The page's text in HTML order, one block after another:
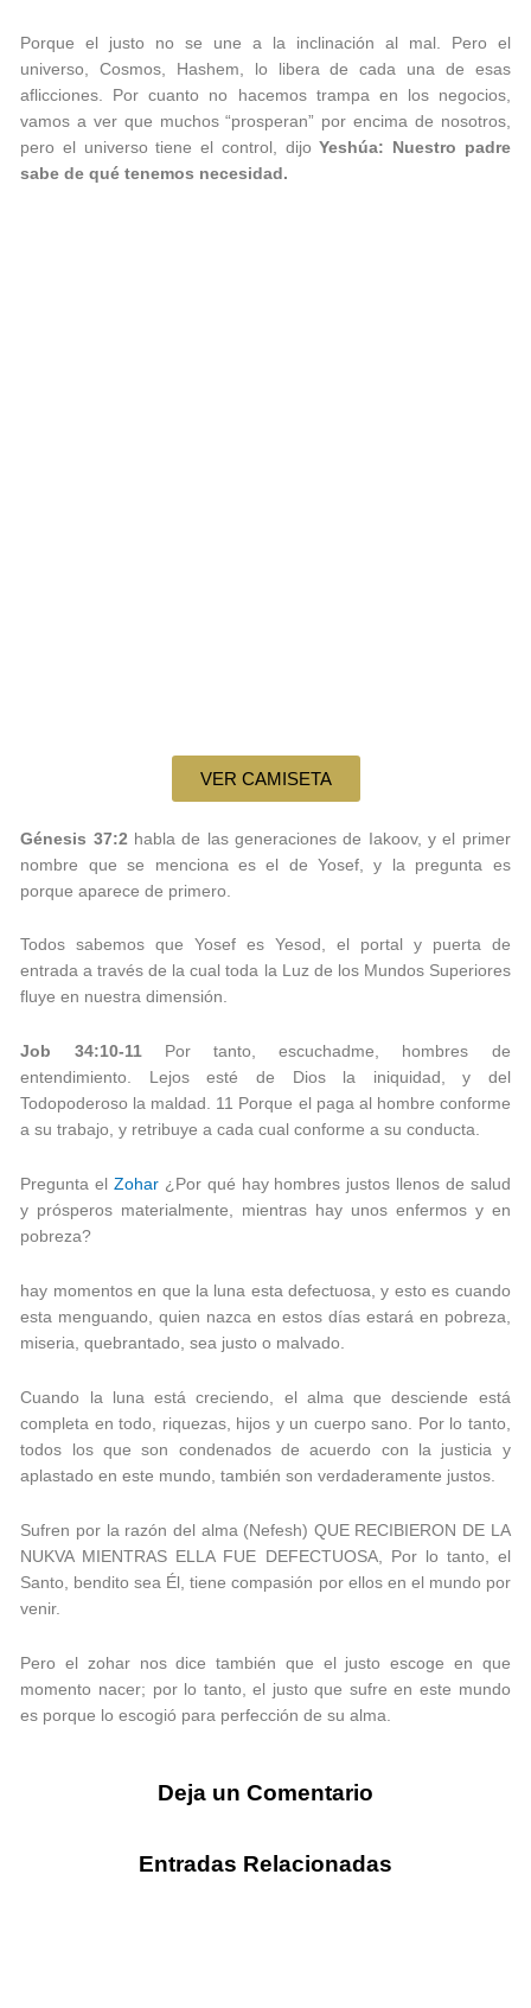
Porque el justo no se une a la inclinación al mal. Pero el
universo, Cosmos, Hashem, lo libera de cada una de esas
aflicciones. Por cuanto no hacemos trampa en los negocios,
vamos a ver que muchos “prosperan” por encima de nosotros,
pero el universo tiene el control, dijoYeshúa: Nuestro padre
sabe de qué tenemos necesidad.
VER CAMISETA
Génesis 37:2 habla de las generaciones de Iakoov, y el primer
nombre que se menciona es el de Yosef, y la pregunta es
porque aparece de primero.
Todos sabemos que Yosef es Yesod, el portal y puerta de
entrada a través de la cual toda la Luz de los Mundos Superiores
fluye en nuestra dimensión.
Job 34:10-11Por tanto, escuchadme, hombres de
entendimiento. Lejos esté de Dios la iniquidad, y del
Todopoderoso la maldad. 11 Porque el paga al hombre conforme
a su trabajo, y retribuye a cada cual conforme a su conducta.
Pregunta elZohar ¿Por qué hay hombres justos llenos de salud
y prósperos materialmente, mientras hay unos enfermos y en
pobreza?
hay momentos en que la luna esta defectuosa, y esto es cuando
esta menguando, quien nazca en estos días estará en pobreza,
miseria, quebrantado, sea justo o malvado.
Cuando la luna está creciendo, el alma que desciende está
completa en todo, riquezas, hijos y un cuerpo sano. Por lo tanto,
todos los que son condenados de acuerdo con la justicia y
aplastado en este mundo, también son verdaderamente justos.
Sufren por la razón del alma (Nefesh) QUE RECIBIERON DE LA
NUKVA MIENTRAS ELLA FUE DEFECTUOSA, Por lo tanto, el
Santo, bendito sea Él, tiene compasión por ellos en el mundo por
venir.
Pero el zohar nos dice también que el justo escoge en que
momento nacer; por lo tanto, el justo que sufre en este mundo
es porque lo escogió para perfección de su alma.
Deja un Comentario
Entradas Relacionadas